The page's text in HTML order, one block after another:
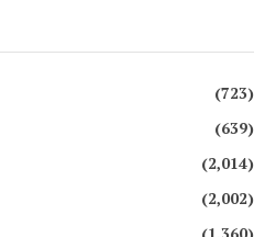
(723)
(639)
(2,014)
(2,002)